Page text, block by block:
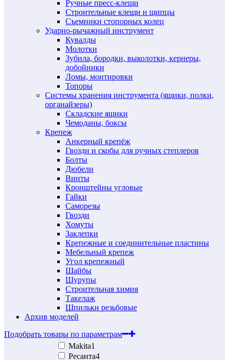
Ручные пресс-клещи
Строительные клещи и щипцы
Съемники стопорных колец
Ударно-рычажный инструмент
Кувалды
Молотки
Зубила, бородки, выколотки, кернеры,
добойники
Ломы, монтировки
Топоры
Системы хранения инструмента (ящики, полки,
органайзеры)
Складские ящики
Чемоданы, боксы
Крепеж
Анкерный крепёж
Гвозди и скобы для ручных степлеров
Болты
Дюбели
Винты
Кронштейны угловые
Гайки
Саморезы
Гвозди
Хомуты
Заклепки
Крепежные и соединительные пластины
Мебельный крепеж
Угол крепежный
Шайбы
Шурупы
Строительная химия
Такелаж
Шпильки резьбовые
Архив моделей
Подобрать товары по параметрам
Makita1
Ресанта4